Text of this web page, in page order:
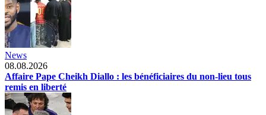
News
08.08.2026
Affaire Pape Cheikh Diallo : les bénéficiaires du non-lieu tous
remis en liberté